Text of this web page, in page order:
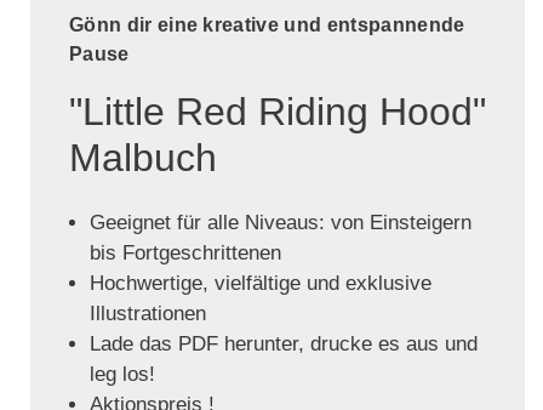
Gönn dir eine kreative und entspannende
Pause
"Little Red Riding Hood"
Malbuch
Geeignet für alle Niveaus: von Einsteigern
bis Fortgeschrittenen
Hochwertige, vielfältige und exklusive
Illustrationen
Lade das PDF herunter, drucke es aus und
leg los!
Aktionspreis !